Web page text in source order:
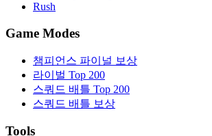
Rush
Game Modes
챔피언스 파이널 보상
라이벌 Top 200
스쿼드 배틀 Top 200
스쿼드 배틀 보상
Tools